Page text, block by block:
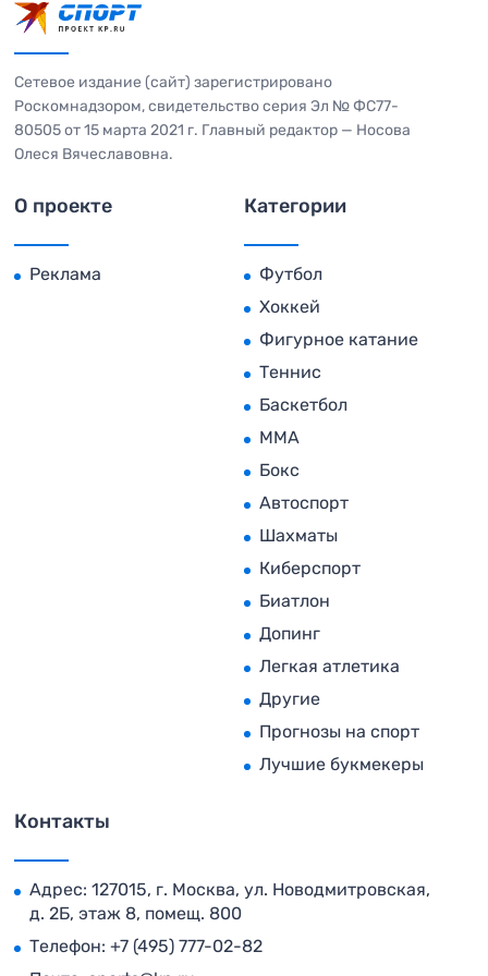
Сетевое издание (сайт) зарегистрировано
Роскомнадзором, свидетельство серия Эл № ФС77-
80505 от 15 марта 2021 г. Главный редактор — Носова
Олеся Вячеславовна.
О проекте
Реклама
Категории
Футбол
Хоккей
Фигурное катание
Теннис
Баскетбол
MMA
Бокс
Автоспорт
Шахматы
Киберспорт
Биатлон
Допинг
Легкая атлетика
Другие
Прогнозы на спорт
Лучшие букмекеры
Контакты
Адрес: 127015, г. Москва, ул. Новодмитровская,
д. 2Б, этаж 8, помещ. 800
Телефон: +7 (495) 777-02-82